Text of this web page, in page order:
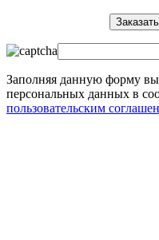
Заполняя данную форму вы
персональных данных в
пользовательским